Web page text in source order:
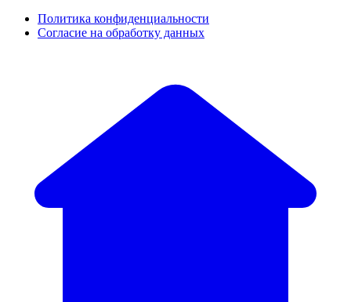
Политика конфиденциальности
Согласие на обработку данных